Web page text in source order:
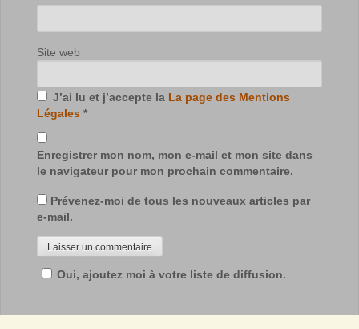
Site web
J’ai lu et j’accepte la La page des Mentions
Légales *
Enregistrer mon nom, mon e-mail et mon site dans
le navigateur pour mon prochain commentaire.
Prévenez-moi de tous les nouveaux articles par
e-mail.
Oui, ajoutez moi à votre liste de diffusion.